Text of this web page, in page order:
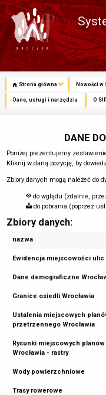
Strona główna Nowości w
Dane, usługi i narzędzia O SIP
DANE
Poniżej prezentujemy
Kliknij w daną pozycję, by
Zbiory danych mogą należeć do
do wglądu (zdalnie,
do pobrania (poprzez
Zbiory danych:
nazwa
Ewidencja miejscowości ulic
Dane demograficzne
Granice osiedli Wrocławia
Ustalenia miejscowych
przetrzennego Wrocławia
Rysunki miejscowych
Wrocławia - rastry
Wody powierzchniowe
Trasy rowerowe